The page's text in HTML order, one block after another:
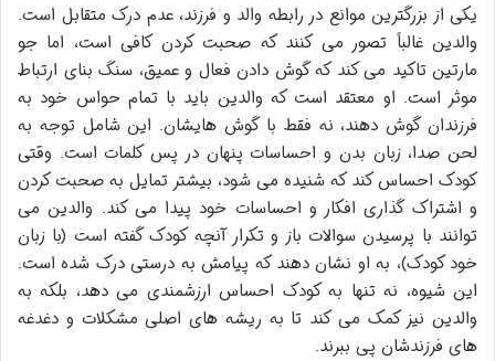
یکی از بزرگترین موانع در رابطه والد و فرزند، عدم درک متقابل است.
والدین غالباً تصور می کنند که صحبت کردن کافی است، اما جو
مارتین تاکید می کند که گوش دادن فعال و عمیق، سنگ بنای ارتباط
موثر است. او معتقد است که والدین باید با تمام حواس خود به
فرزندان گوش دهند، نه فقط با گوش هایشان. این شامل توجه به
لحن صدا، زبان بدن و احساسات پنهان در پس کلمات است. وقتی
کودک احساس کند که شنیده می شود، بیشتر تمایل به صحبت کردن
و اشتراک گذاری افکار و احساسات خود پیدا می کند. والدین می
توانند با پرسیدن سوالات باز و تکرار آنچه کودک گفته است (با زبان
خود کودک)، به او نشان دهند که پیامش به درستی درک شده است.
این شیوه، نه تنها به کودک احساس ارزشمندی می دهد، بلکه به
والدین نیز کمک می کند تا به ریشه های اصلی مشکلات و دغدغه
های فرزندشان پی ببرند.